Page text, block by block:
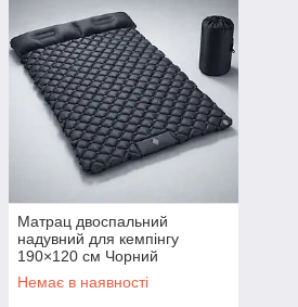
Матрац двоспальний
надувний для кемпінгу
190×120 см Чорний
компактний
Немає в наявності